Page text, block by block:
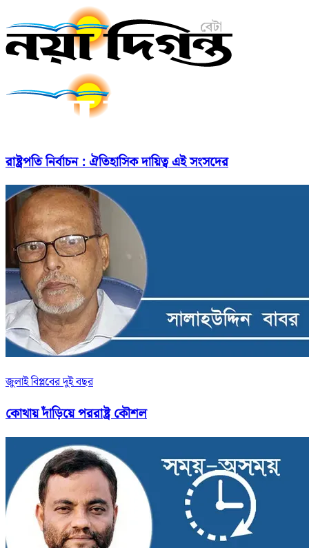
রাষ্ট্রপতি নির্বাচন : ঐতিহাসিক দায়িত্ব এই সংসদের
জুলাই বিপ্লবের দুই বছর
কোথায় দাঁড়িয়ে পররাষ্ট্র কৌশল